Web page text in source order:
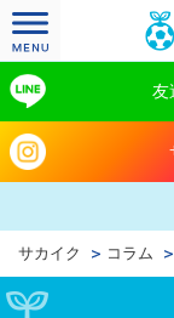
友
サカイク コラム